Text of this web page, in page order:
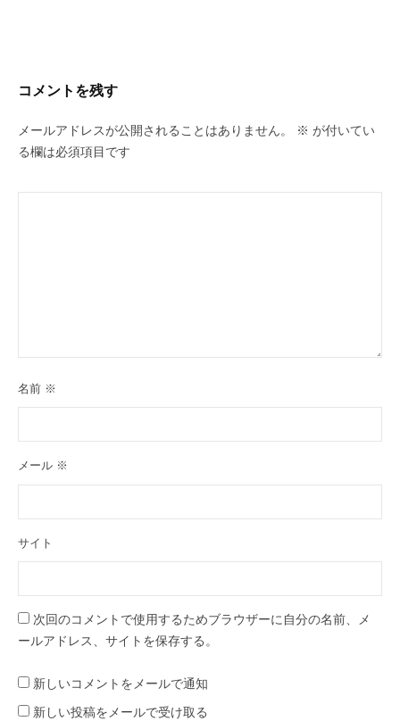
コメントを残す
メールアドレスが公開されることはありません。 ※ が付いてい
る欄は必須項目です
名前 ※
メール ※
サイト
次回のコメントで使用するためブラウザーに自分の名前、メ
ールアドレス、サイトを保存する。
新しいコメントをメールで通知
新しい投稿をメールで受け取る